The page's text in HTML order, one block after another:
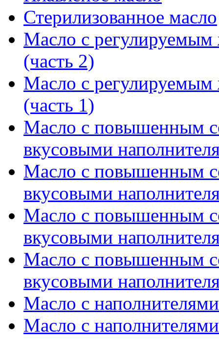
Стерилизованное масло
Масло с
(часть 2)
Масло с
(часть 1)
Масло с повышенным
вкусовыми
Масло с повышенным
вкусовыми
Масло с повышенным
вкусовыми
Масло с повышенным
вкусовыми
Масло с
Масло с